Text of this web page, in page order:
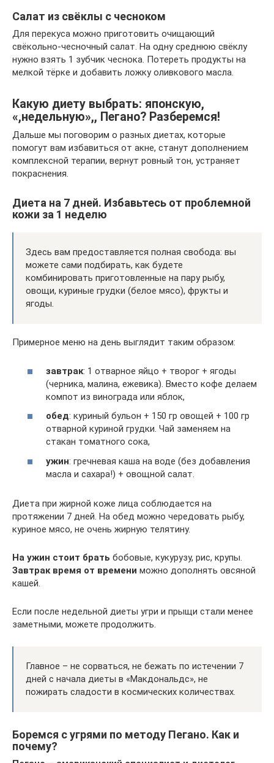
Салат из свёклы с чесноком
Для перекуса можно приготовить очищающий
свёкольно-чесночный салат. На одну среднюю свёклу
нужно взять 1 зубчик чеснока. Потереть продукты на
мелкой тёрке и добавить ложку оливкового масла.
Какую диету выбрать: японскую,
«,недельную»,, Пегано? Разберемся!
Дальше мы поговорим о разных диетах, которые
помогут вам избавиться от акне, станут дополнением
комплексной терапии, вернут ровный тон, устраняет
покраснения.
Диета на 7 дней. Избавьтесь от проблемной
кожи за 1 неделю
Здесь вам предоставляется полная свобода: вы
можете сами подбирать, как будете
комбинировать приготовленные на пару рыбу,
овощи, куриные грудки (белое мясо), фрукты и
ягоды.
Примерное меню на день выглядит таким образом:
завтрак: 1 отварное яйцо + творог + ягоды
(черника, малина, ежевика). Вместо кофе делаем
компот из винограда или яблок,
обед: куриный бульон + 150 гр овощей + 100 гр
отварной куриной грудки. Чай заменяем на
стакан томатного сока,
ужин: гречневая каша на воде (без добавления
масла и сахара!) + овощной салат.
Диета при жирной коже лица соблюдается на
протяжении 7 дней. На обед можно чередовать рыбу,
куриное мясо, не очень жирную телятину.
На ужин стоит брать бобовые, кукурузу, рис, крупы.
Завтрак время от времени можно дополнять овсяной
кашей.
Если после недельной диеты угри и прыщи стали менее
заметными, можете продолжить.
Главное – не сорваться, не бежать по истечении 7
дней с начала диеты в «Макдональдс», не
пожирать сладости в космических количествах.
Боремся с угрями по методу Пегано. Как и
почему?